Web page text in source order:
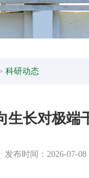
科研动态
生长对极端
发布时间：2026-07-08